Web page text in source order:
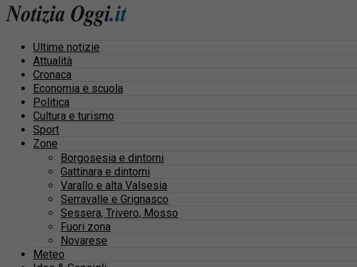
Ultime notizie
Attualità
Cronaca
Economia e scuola
Politica
Cultura e turismo
Sport
Zone
Borgosesia e dintorni
Gattinara e dintorni
Varallo e alta Valsesia
Serravalle e Grignasco
Sessera, Trivero, Mosso
Fuori zona
Novarese
Meteo